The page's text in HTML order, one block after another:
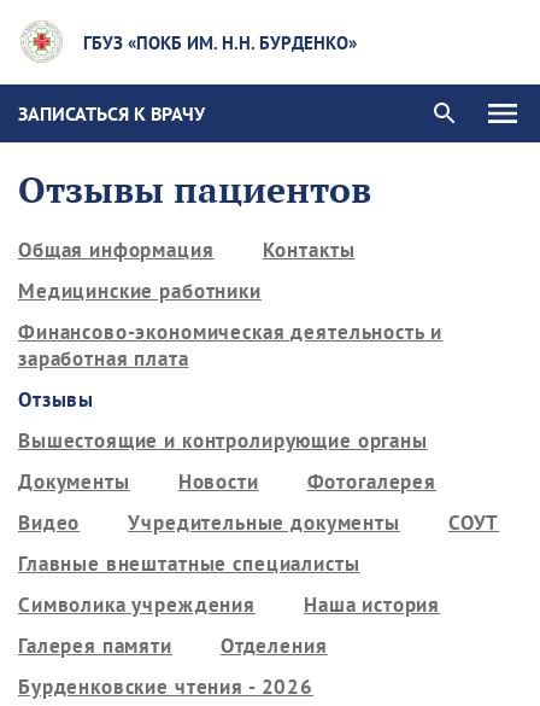
ГБУЗ «ПОКБ ИМ. Н.Н. БУРДЕНКО»
ЗАПИСАТЬСЯ К ВРАЧУ
Отзывы пациентов
Общая информация
Контакты
Медицинские работники
Финансово-экономическая деятельность и
заработная плата
Отзывы
Вышестоящие и контролирующие органы
Документы
Новости
Фотогалерея
Видео
Учредительные документы
СОУТ
Главные внештатные специалисты
Символика учреждения
Наша история
Галерея памяти
Отделения
Бурденковские чтения - 2026